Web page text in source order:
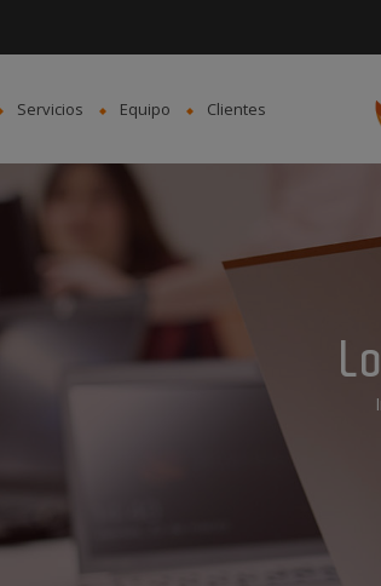
Servicios Equipo Clientes